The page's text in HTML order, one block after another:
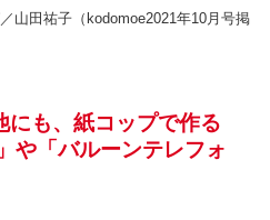
山田祐子（kodomoe2021年10月号掲
も、紙コップで作る
や「バルーンテレフォ